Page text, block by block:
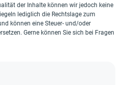
der Inhalte können wir jedoch keine
lediglich die Rechtslage zum
können eine Steuer- und/oder
Gerne können Sie sich bei Fragen